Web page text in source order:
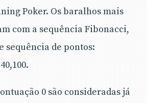
Poker. Os baralhos mais
com a sequência Fibonacci,
sequência de pontos:
0 são consideradas já